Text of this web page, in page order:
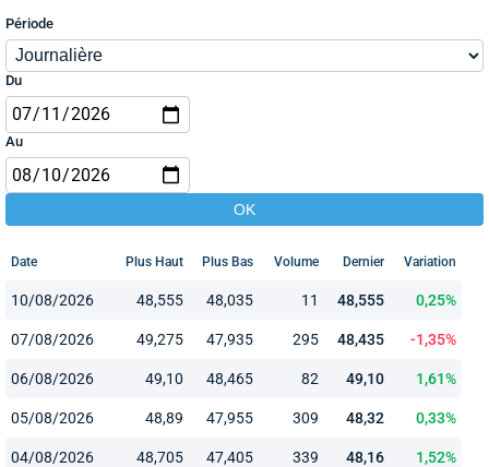
Période
Du
Au
Date Plus Haut Plus Bas Volume Dernier Variation
10/08/2026 48,555 48,035 11 48,555 0,25%
07/08/2026 49,275 47,935 295 48,435 -1,35%
06/08/2026 49,10 48,465 82 49,10 1,61%
05/08/2026 48,89 47,955 309 48,32 0,33%
04/08/2026 48,705 47,405 339 48,16 1,52%